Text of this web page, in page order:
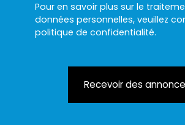
Pour en savoir plus sur le
données personnelles, veuillez
politique de confidentialité.
Recevoir des